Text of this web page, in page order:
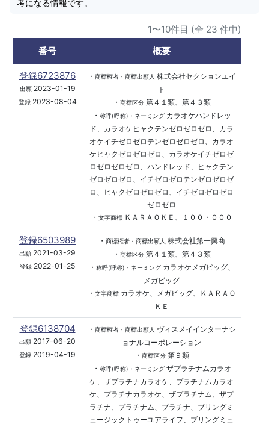
考になる情報です。
1〜10件目 (全 23 件中)
番号
概要
登録6723876
出願2023-01-19
登録2023-08-04
・ 商標権者・商標出願人 株式会社セクションエイ
ト
・ 商標区分第４１類、第４３類
・ 称呼(呼称)・ネーミングカラオケハンドレッ
ド、カラオケヒャクテンゼロゼロゼロ、カラ
オケイチゼロゼロテンゼロゼロゼロ、カラオ
ケヒャクゼロゼロゼロ、カラオケイチゼロゼ
ロゼロゼロゼロ、ハンドレッド、ヒャクテン
ゼロゼロゼロ、イチゼロゼロテンゼロゼロゼ
ロ、ヒャクゼロゼロゼロ、イチゼロゼロゼロ
ゼロゼロ
・ 文字商標ＫＡＲＡＯＫＥ、１００・０００
登録6503989
出願 2021-03-29
登録 2022-01-25
・ 商標権者・商標出願人 株式会社第一興商
・ 商標区分第４１類、第４３類
・ 称呼(呼称)・ネーミングカラオケメガビッグ、
メガビッグ
・ 文字商標カラオケ、メガビッグ、ＫＡＲＡＯ
ＫＥ
登録6138704
出願 2017-06-20
登録 2019-04-19
・ 商標権者・商標出願人
ヴィスメイインターナシ
ョナルコーポレーション
・ 商標区分第９類
・ 称呼(呼称)・ネーミングザプラチナムカラオ
ケ、ザプラチナカラオケ、プラチナムカラオ
ケ、プラチナカラオケ、ザプラチナム、ザプ
ラチナ、プラチナム、プラチナ、ブリングミ
ュージックトゥーユアライフ、ブリングミュ